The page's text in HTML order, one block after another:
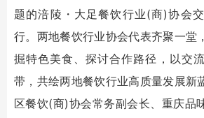
题的涪陵・大足餐饮行业(商)协会
行。两地餐饮行业协会代表齐聚一堂
掘特色美食、探讨合作路径，以交
带，共绘两地餐饮行业高质量发展新
区餐饮(商)协会常务副会长、重庆品